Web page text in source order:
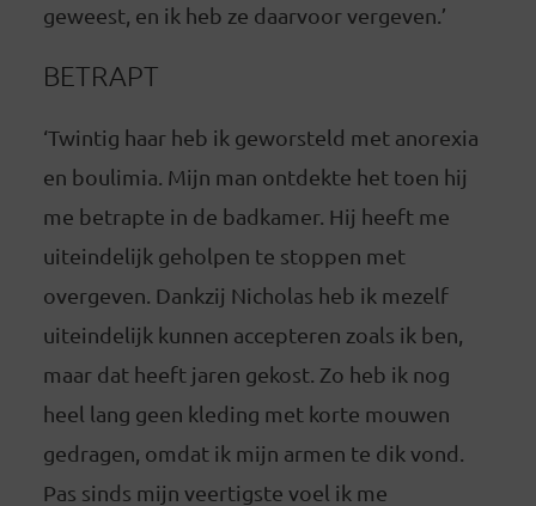
geweest, en ik heb ze daarvoor vergeven.’
BETRAPT
‘Twintig haar heb ik geworsteld met anorexia
en boulimia. Mijn man ontdekte het toen hij
me betrapte in de badkamer. Hij heeft me
uiteindelijk geholpen te stoppen met
overgeven. Dankzij Nicholas heb ik mezelf
uiteindelijk kunnen accepteren zoals ik ben,
maar dat heeft jaren gekost. Zo heb ik nog
heel lang geen kleding met korte mouwen
gedragen, omdat ik mijn armen te dik vond.
Pas sinds mijn veertigste voel ik me